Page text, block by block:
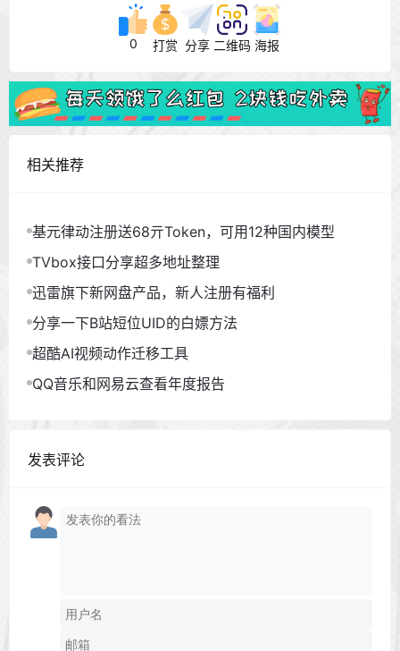
0 打赏 分享 二维码 海报
相关推荐
基元律动注册送68亓Token，可用12种国内模型
TVbox接口分享超多地址整理
迅雷旗下新网盘产品，新人注册有福利
分享一下B站短位UID的白嫖方法
超酷AI视频动作迁移工具
QQ音乐和网易云查看年度报告
发表评论